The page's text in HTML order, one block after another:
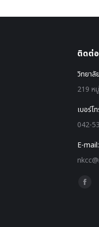
ติดต่อ
วิทยาลั
219 ห
เบอร์โ
042-
E-mail:
Find